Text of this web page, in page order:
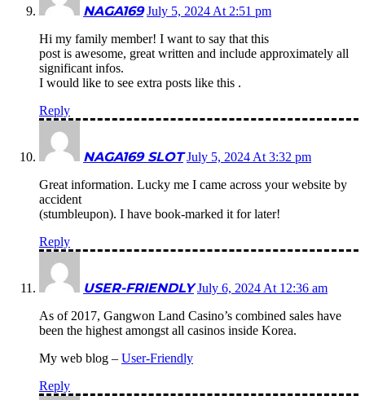
NAGA169 July 5, 2024 At 2:51 pm
Hi my family member! I want to say that this
post is awesome, great written and include approximately all
significant infos.
I would like to see extra posts like this .
Reply
NAGA169 SLOT July 5, 2024 At 3:32 pm
Great information. Lucky me I came across your website by
accident
(stumbleupon). I have book-marked it for later!
Reply
USER-FRIENDLY July 6, 2024 At 12:36 am
As of 2017, Gangwon Land Casino’s combined sales have
been the highest amongst all casinos inside Korea.
My web blog – User-Friendly
Reply